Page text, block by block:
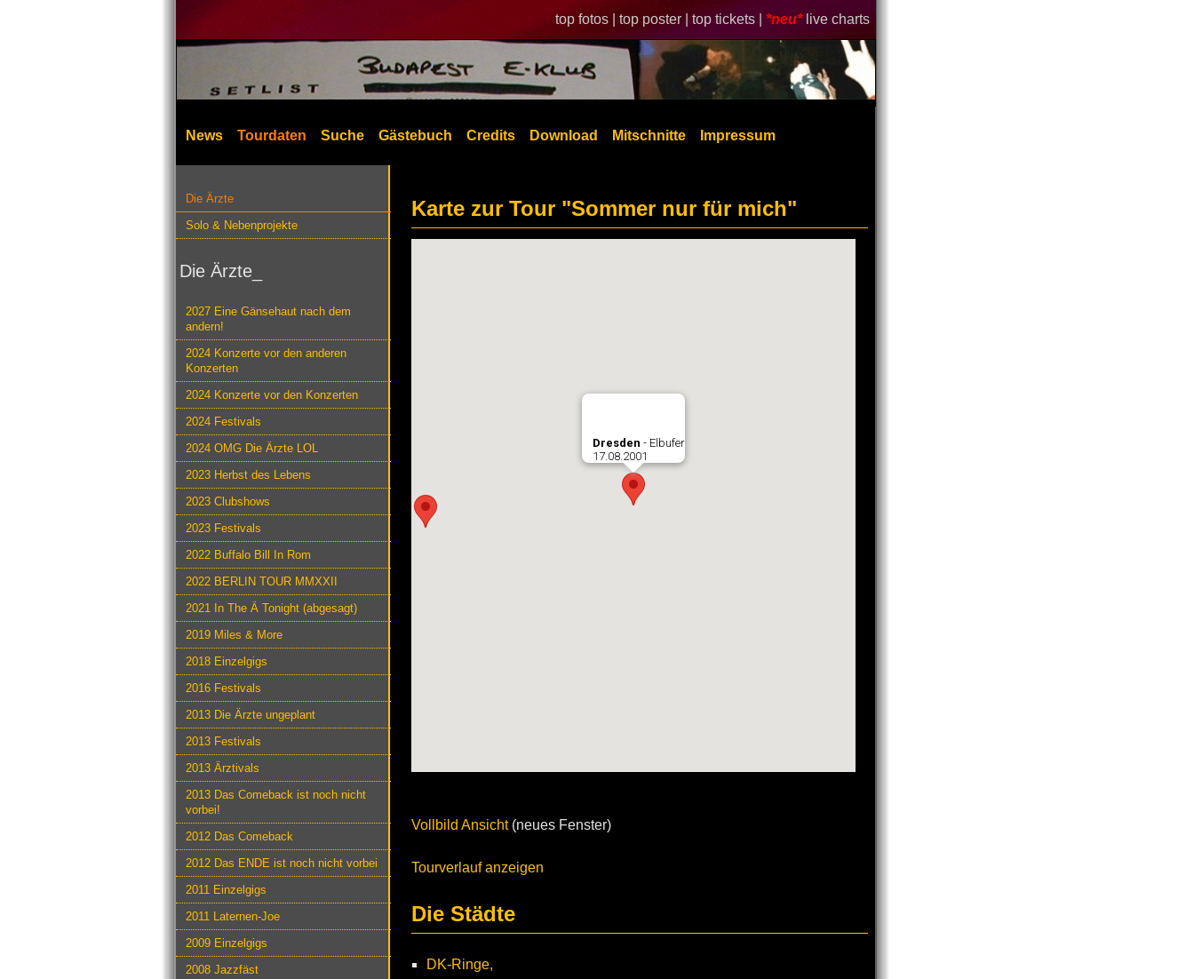
top fotos | top poster | top tickets | *neu* live charts
News Tourdaten Suche Gästebuch Credits Download Mitschnitte Impressum
Die Ärzte
Solo & Nebenprojekte
Die Ärzte_
2027 Eine Gänsehaut nach dem
andern!
2024 Konzerte vor den anderen
Konzerten
2024 Konzerte vor den Konzerten
2024 Festivals
2024 OMG Die Ärzte LOL
2023 Herbst des Lebens
2023 Clubshows
2023 Festivals
2022 Buffalo Bill In Rom
2022 BERLIN TOUR MMXXII
2021 In The Ä Tonight (abgesagt)
2019 Miles & More
2018 Einzelgigs
2016 Festivals
2013 Die Ärzte ungeplant
2013 Festivals
2013 Ärztivals
2013 Das Comeback ist noch nicht
vorbei!
2012 Das Comeback
2012 Das ENDE ist noch nicht vorbei
2011 Einzelgigs
2011 Laternen-Joe
2009 Einzelgigs
2008 Jazzfäst
Karte zur Tour "Sommer nur für mich"
Dresden - Elbufer
17.08.2001
Vollbild Ansicht(neues Fenster)
Tourverlauf anzeigen
Die Städte
DK-Ringe,